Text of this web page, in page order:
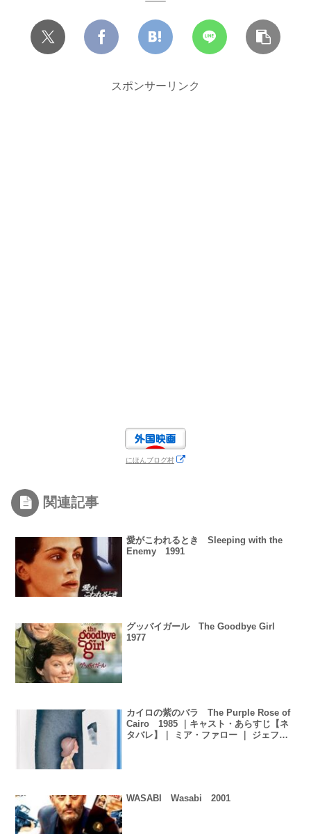
スポンサーリンク
にほんブログ村
関連記事
愛がこわれるとき Sleeping with the
Enemy 1991
グッバイガール The Goodbye Girl
1977
カイロの紫のバラ The Purple Rose of
Cairo 1985 ｜キャスト・あらすじ【ネ
タバレ】｜ ミア・ファロー ｜ ジェフ・
WASABI Wasabi 2001